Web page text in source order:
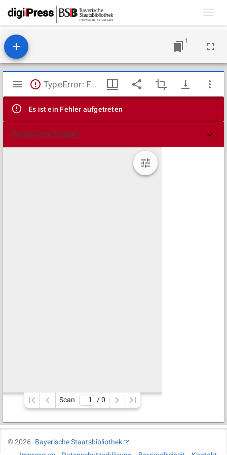
1
Mirador
Viewer
TypeError: Failed to fetch
Es ist ein Fehler aufgetreten
Technische Details
Scan / 0
©2026
Bayerische Staatsbibliothek